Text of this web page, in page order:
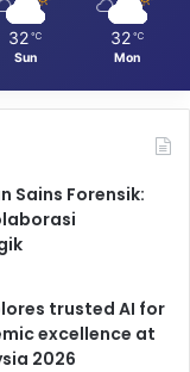
32 ℃
Sun
32 ℃
Mon
Sains Forensik:
trusted AI for
excellence at
2026